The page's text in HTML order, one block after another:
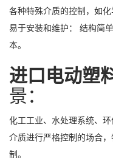
各种特殊介质的控制，如化
易于安装和维护： 结构简
本。
进口电动塑
景：
化工工业、水处理系统、
介质进行严格控制的场合
制。